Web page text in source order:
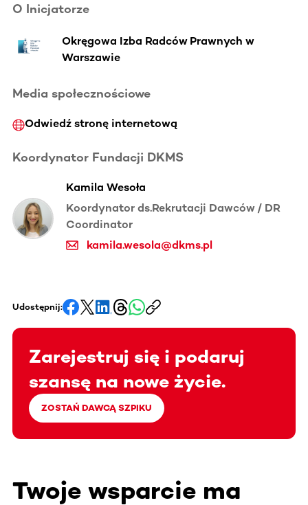
O Inicjatorze
Okręgowa Izba Radców Prawnych w
Warszawie
Media społecznościowe
Odwiedź stronę internetową
Koordynator Fundacji DKMS
Kamila Wesoła
Koordynator ds.Rekrutacji Dawców / DR
Coordinator
kamila.wesola@dkms.pl
Udostępnij:
Zarejestruj się i podaruj
szansę na nowe życie.
ZOSTAŃ DAWCĄ SZPIKU
Twoje wsparcie ma